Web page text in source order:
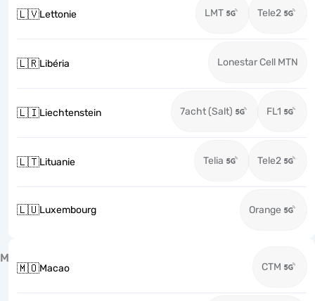
🇱🇻Lettonie LMT Tele2
🇱🇷Libéria Lonestar Cell MTN
🇱🇮Liechtenstein 7acht (Salt) FL1
🇱🇹Lituanie Telia Tele2
🇱🇺Luxembourg Orange
M
🇲🇴Macao CTM